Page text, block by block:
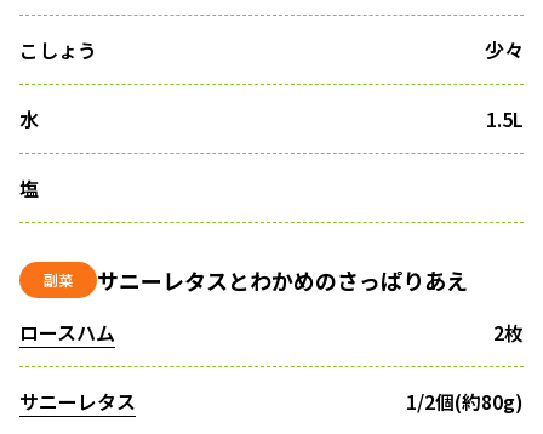
こしょう 少々
水 1.5L
塩
副菜 サニーレタスとわかめのさっぱりあえ
ロースハム 2枚
サニーレタス 1/2個(約80g)